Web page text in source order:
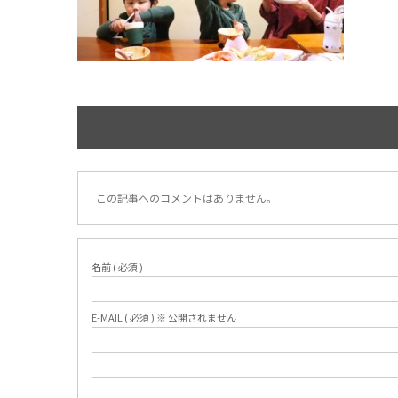
この記事へのコメントはありません。
名前 ( 必須 )
E-MAIL ( 必須 ) ※ 公開されません